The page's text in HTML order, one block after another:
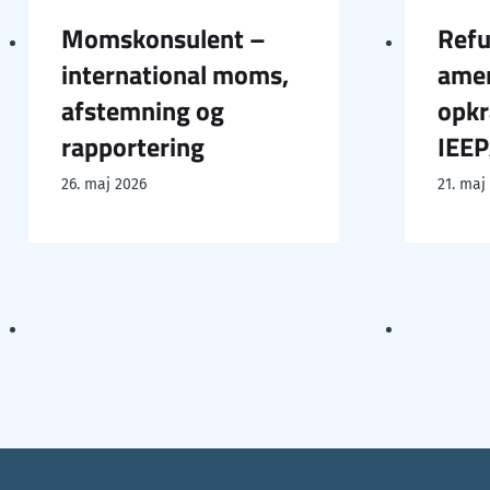
Momskonsulent –
international moms,
afstemning og
rapportering
26. maj 2026 21. maj